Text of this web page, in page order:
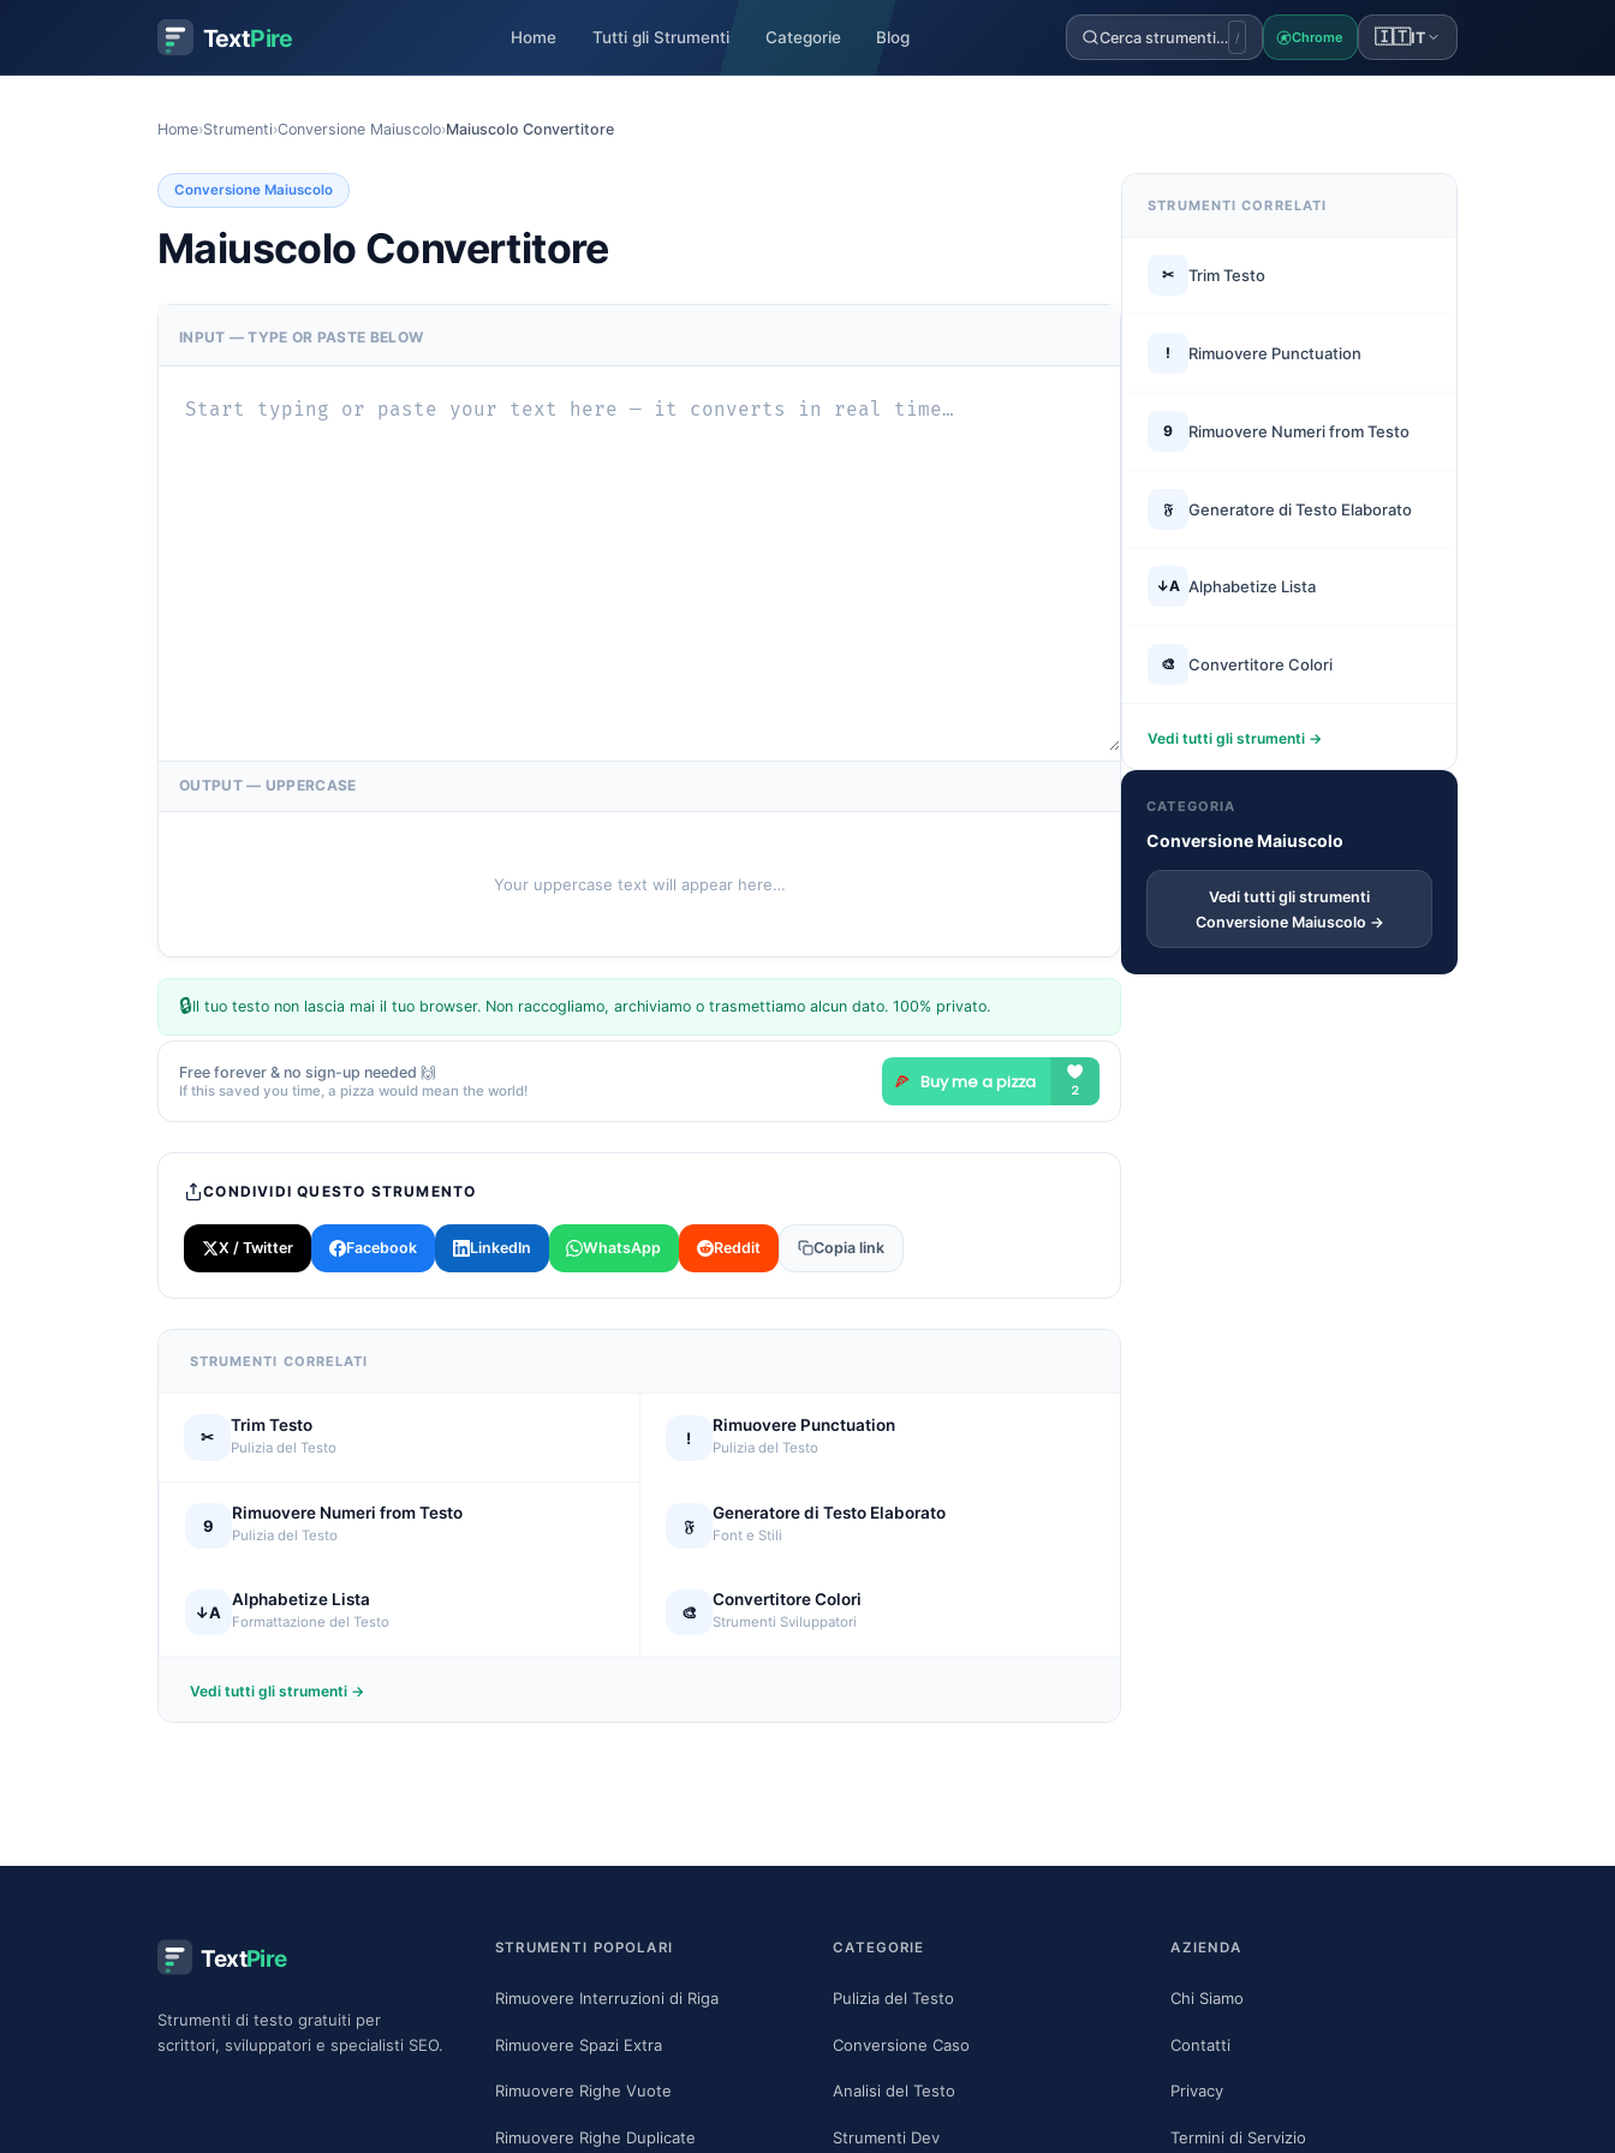
TextPire Home Tutti gli Strumenti Categorie Blog Cerca strumenti… / Chrome 🇮🇹IT
Home›Strumenti›Conversione Maiuscolo›Maiuscolo Convertitore
Conversione Maiuscolo
Maiuscolo Convertitore
INPUT — TYPE OR PASTE BELOW
OUTPUT — UPPERCASE
Your uppercase text will appear here…
🔒Il tuo testo non lascia mai il tuo browser. Non raccogliamo, archiviamo o trasmettiamo alcun dato. 100% privato.
Free forever & no sign-up needed 🙌
If this saved you time, a pizza would mean the world!
CONDIVIDI QUESTO STRUMENTO
X / Twitter Facebook LinkedIn WhatsApp Reddit Copia link
STRUMENTI CORRELATI
✂
Trim Testo
Pulizia del Testo
!
Rimuovere Punctuation
Pulizia del Testo
9
Rimuovere Numeri from Testo
Pulizia del Testo
𝔉
Generatore di Testo Elaborato
Font e Stili
↓A
Alphabetize Lista
Formattazione del Testo
🎨
Convertitore Colori
Strumenti Sviluppatori
Vedi tutti gli strumenti →
STRUMENTI CORRELATI
✂ Trim Testo
! Rimuovere Punctuation
9 Rimuovere Numeri from Testo
𝔉 Generatore di Testo Elaborato
↓A Alphabetize Lista
🎨 Convertitore Colori
Vedi tutti gli strumenti →
CATEGORIA
Conversione Maiuscolo
Vedi tutti gli strumenti
Conversione Maiuscolo →
TextPire
Strumenti di testo gratuiti per
scrittori, sviluppatori e specialisti SEO.
STRUMENTI POPOLARI
Rimuovere Interruzioni di Riga
Rimuovere Spazi Extra
Rimuovere Righe Vuote
Rimuovere Righe Duplicate
CATEGORIE
Pulizia del Testo
Conversione Caso
Analisi del Testo
Strumenti Dev
AZIENDA
Chi Siamo
Contatti
Privacy
Termini di Servizio